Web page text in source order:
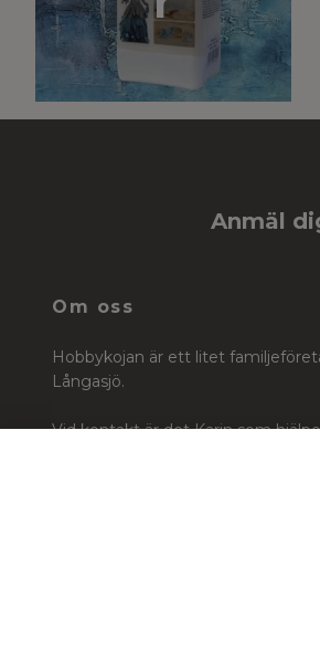
Anmäl
Om oss
Hobbykojan är ett litet
Långasjö.
Vid kontakt är det Karin som